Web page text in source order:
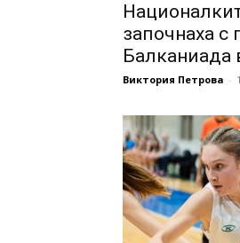
започнаха с
Балканиада
Виктория Петрова -